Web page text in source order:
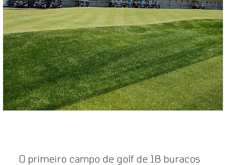
O primeiro campo de golf de 18 buracos